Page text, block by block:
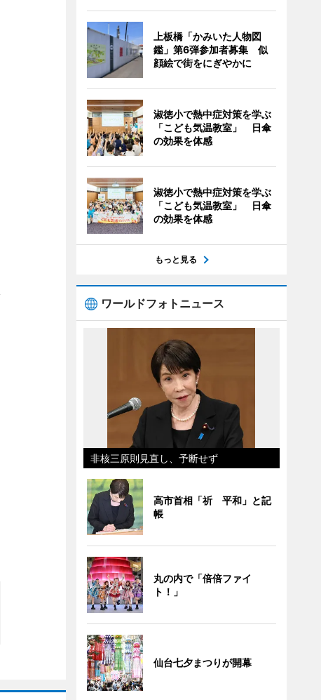
上板橋「かみいた人物図
鑑」第6弾参加者募集 似
顔絵で街をにぎやかに
淑徳小で熱中症対策を学ぶ
「こども気温教室」 日傘
の効果を体感
淑徳小で熱中症対策を学ぶ
「こども気温教室」 日傘
の効果を体感
もっと見る
ワールドフォトニュース
非核三原則見直し、予断せず
高市首相「祈 平和」と記
帳
丸の内で「倍倍ファイ
ト！」
仙台七夕まつりが開幕